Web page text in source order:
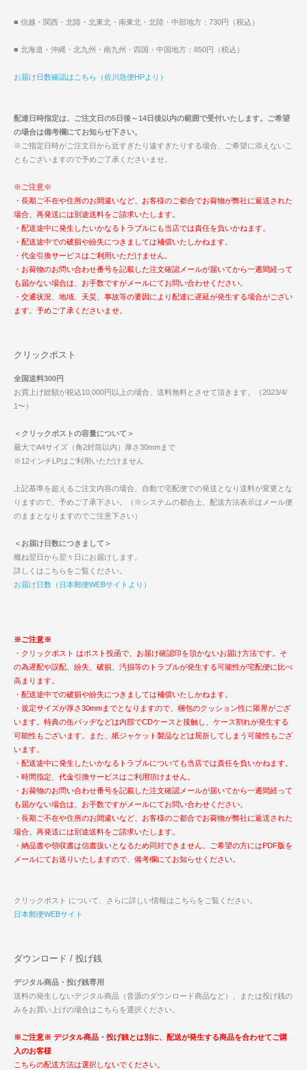
■ 信越・関西・北陸・北東北・南東北・北陸・中部地方：730円（税込）
■ 北海道・沖縄・北九州・南九州・四国・中国地方：850円（税込）
お届け日数確認はこちら（佐川急便HPより）
配達日時指定は、ご注文日の5日後～14日後以内の範囲で受付いたします。ご希望
の場合は備考欄にてお知らせ下さい。
※ご指定日時がご注文日から近すぎたり遠すぎたりする場合、ご希望に添えないこ
ともございますので予めご了承くださいませ。
※ご注意※
・長期ご不在や住所のお間違いなど、お客様のご都合でお荷物が弊社に返送された
場合、再発送には別途送料をご請求いたします。
・配送途中に発生したいかなるトラブルにも当店では責任を負いかねます。
・配送途中での破損や紛失につきましては補償いたしかねます。
・代金引換サービスはご利用いただけません。
・お荷物のお問い合わせ番号を記載した注文確認メールが届いてから一週間経って
も届かない場合は、お手数ですがメールにてお問い合わせください。
・交通状況、地域、天災、事故等の要因により配達に遅延が発生する場合がござい
ます。予めご了承くださいませ。
クリックポスト
全国送料300円
お買上げ総額が税込10,000円以上の場合、送料無料とさせて頂きます。（2023/4/
1〜）
＜クリックポストの容量について＞
最大でA4サイズ（角2封筒以内）厚さ30mmまで
※12インチLPはご利用いただけません
上記基準を超えるご注文内容の場合、自動で宅配便での発送となり送料が変更とな
りますので、予めご了承下さい。（※システムの都合上、配送方法表示はメール便
のままとなりますのでご注意下さい）
＜お届け日数につきまして＞
概ね翌日から翌々日にお届けします。
詳しくはこちらをご覧ください。
お届け日数（日本郵便WEBサイトより）
※ご注意※
・クリックポスト はポスト投函で、お届け確認印を頂かないお届け方法です。そ
の為遅配や誤配、紛失、破損、汚損等のトラブルが発生する可能性が宅配便に比べ
高まります。
・配送途中での破損や紛失につきましては補償いたしかねます。
・規定サイズが厚さ30mmまでとなりますので、梱包のクッション性に限界がござ
います。特典の缶バッヂなどは内部でCDケースと接触し、ケース割れが発生する
可能性もございます。また、紙ジャケット製品などは屈折してしまう可能性もござ
います。
・配送途中に発生したいかなるトラブルについても当店では責任を負いかねます。
・時間指定、代金引換サービスはご利用頂けません。
・お荷物のお問い合わせ番号を記載した注文確認メールが届いてから一週間経って
も届かない場合は、お手数ですがメールにてお問い合わせください。
・長期ご不在や住所のお間違いなど、お客様のご都合でお荷物が弊社に返送された
場合、再発送には別途送料をご請求いたします。
・納品書や領収書は信書扱いとなるため同封できません。ご希望の方にはPDF版を
メールにてお送りいたしますので、備考欄にてお知らせください。
クリックポスト について、さらに詳しい情報はこちらをご覧ください。
日本郵便WEBサイト
ダウンロード / 投げ銭
デジタル商品・投げ銭専用
送料の発生しないデジタル商品（音源のダウンロード商品など）、または投げ銭の
みをお買い上げの場合はこちらを選択ください。
※ご注意※ デジタル商品・投げ銭とは別に、配送が発生する商品を合わせてご購
入のお客様
こちらの配送方法は選択しないでください。